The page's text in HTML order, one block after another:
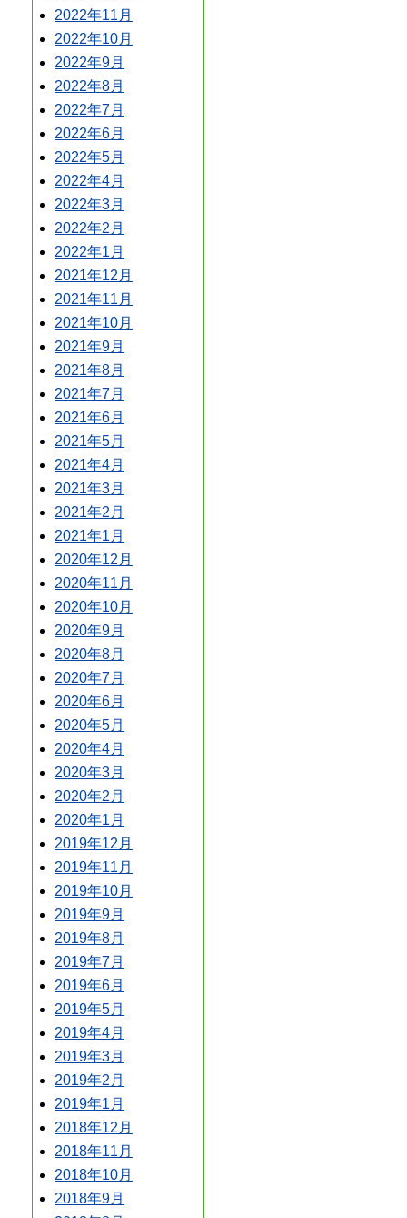
2022年11月
2022年10月
2022年9月
2022年8月
2022年7月
2022年6月
2022年5月
2022年4月
2022年3月
2022年2月
2022年1月
2021年12月
2021年11月
2021年10月
2021年9月
2021年8月
2021年7月
2021年6月
2021年5月
2021年4月
2021年3月
2021年2月
2021年1月
2020年12月
2020年11月
2020年10月
2020年9月
2020年8月
2020年7月
2020年6月
2020年5月
2020年4月
2020年3月
2020年2月
2020年1月
2019年12月
2019年11月
2019年10月
2019年9月
2019年8月
2019年7月
2019年6月
2019年5月
2019年4月
2019年3月
2019年2月
2019年1月
2018年12月
2018年11月
2018年10月
2018年9月